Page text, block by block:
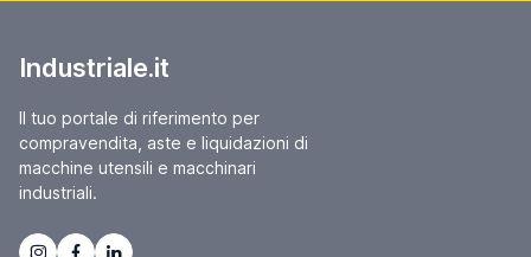
Industriale.it
Il tuo portale di riferimento per
compravendita, aste e liquidazioni di
macchine utensili e macchinari
industriali.